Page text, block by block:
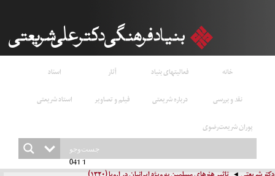
خانه فعالیتهای بنیاد آثار
اسناد
نقد و بررسی
درباره شریعتی فیلم و تصاویر
استاد شریعتی
پوران شریعت‌رضوی
1 041